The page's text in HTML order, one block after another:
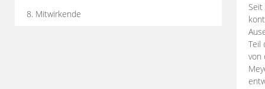
8. Mitwirkende
Teil
von